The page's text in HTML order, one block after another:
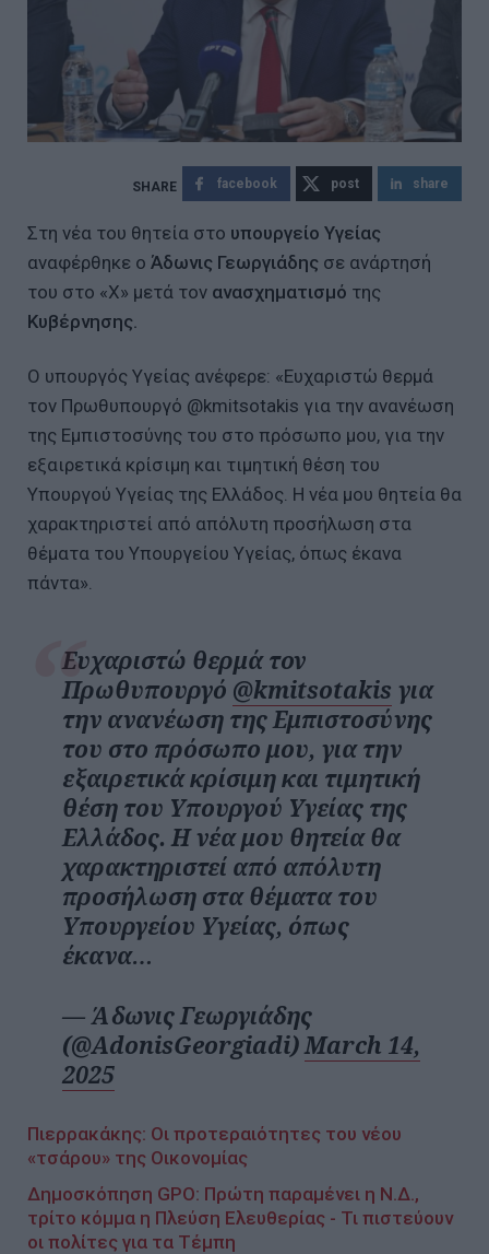
facebook post share
Στη νέα του θητεία στο υπουργείο Υγείας
αναφέρθηκε ο Άδωνις Γεωργιάδης σε ανάρτησή
του στο «Χ» μετά τον ανασχηματισμό της
Κυβέρνησης.
Ο υπουργός Υγείας ανέφερε: «Ευχαριστώ θερμά
τον Πρωθυπουργό @kmitsotakis για την ανανέωση
της Εμπιστοσύνης του στο πρόσωπο μου, για την
εξαιρετικά κρίσιμη και τιμητική θέση του
Υπουργού Υγείας της Ελλάδος. Η νέα μου θητεία θα
χαρακτηριστεί από απόλυτη προσήλωση στα
θέματα του Υπουργείου Υγείας, όπως έκανα
πάντα».
Ευχαριστώ θερμά τον
Πρωθυπουργό @kmitsotakis για
την ανανέωση της Εμπιστοσύνης
του στο πρόσωπο μου, για την
εξαιρετικά κρίσιμη και τιμητική
θέση του Υπουργού Υγείας της
Ελλάδος. Η νέα μου θητεία θα
χαρακτηριστεί από απόλυτη
προσήλωση στα θέματα του
Υπουργείου Υγείας, όπως
έκανα…
— Άδωνις Γεωργιάδης
(@AdonisGeorgiadi)March 14,
2025
Πιερρακάκης: Οι προτεραιότητες του νέου
«τσάρου» της Οικονομίας
Δημοσκόπηση GPO: Πρώτη παραμένει η Ν.Δ.,
τρίτο κόμμα η Πλεύση Ελευθερίας - Τι πιστεύουν
οι πολίτες για τα Τέμπη